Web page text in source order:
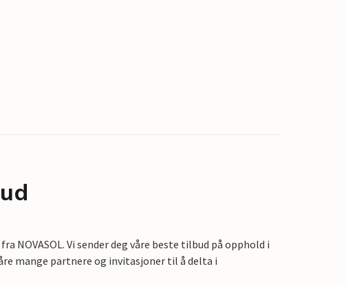
Vi sender deg våre beste tilbud på opphold i
mange partnere og invitasjoner til å delta i